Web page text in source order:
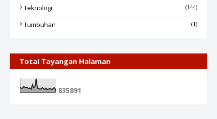
Teknologi (144)
Tumbuhan (1)
Total Tayangan Halaman
835891